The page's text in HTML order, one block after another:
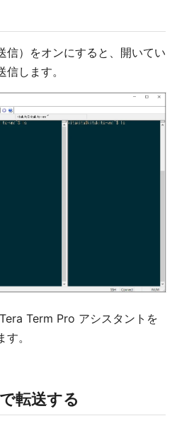
信）をオンにすると、開いてい
します。
Term Pro アシスタントを
。
転送する